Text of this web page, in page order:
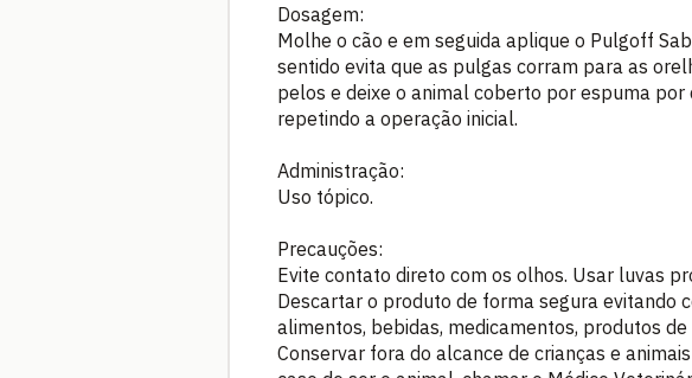
Dosagem:
Molhe o cão e em seguida aplique o Pulgoff
sentido evita que as pulgas corram para as
pelos e deixe o animal coberto por espuma
repetindo a operação inicial.
Administração:
Uso tópico.
Precauções:
Evite contato direto com os olhos. Usar luvas
Descartar o produto de forma segura evitando
alimentos, bebidas, medicamentos, produtos
Conservar fora do alcance de crianças e